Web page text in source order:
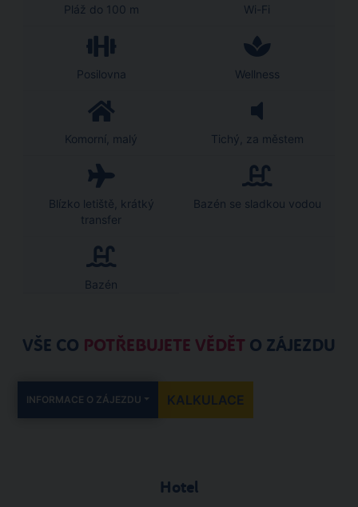
Pláž do 100 m Wi-Fi
Posilovna Wellness
Komorní, malý Tichý, za městem
Blízko letiště, krátký
transfer
Bazén se sladkou vodou
Bazén
VŠE CO POTŘEBUJETE VĚDĚT O ZÁJEZDU
INFORMACE O ZÁJEZDU KALKULACE
Hotel